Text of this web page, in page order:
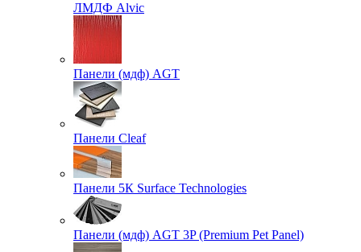
ЛМДФ Alvic
Панели (мдф) AGT
Панели Cleaf
Панели 5К Surface Technologies
Панели (мдф) AGT 3P (Premium Pet Panel)